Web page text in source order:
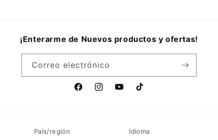
¡Enterarme de Nuevos productos y ofertas!
Correo electrónico
FacebookInstagramYouTubeTikTok
País/región Idioma